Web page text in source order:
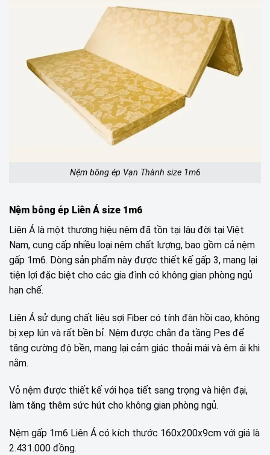
Nệm bông ép Vạn Thành size 1m6
Nệm bông ép Liên Á size 1m6
Liên Á là một thương hiệu nệm đã tồn tại lâu đời tại Việt
Nam, cung cấp nhiều loại nệm chất lượng, bao gồm cả nệm
gấp 1m6. Dòng sản phẩm này được thiết kế gấp 3, mang lại
tiện lợi đặc biệt cho các gia đình có không gian phòng ngủ
hạn chế.
Liên Á sử dụng chất liệu sợi Fiber có tính đàn hồi cao, không
bị xẹp lún và rất bền bỉ. Nệm được chằn đa tầng Pes để
tăng cường độ bền, mang lại cảm giác thoải mái và êm ái khi
nằm.
Vỏ nệm được thiết kế với họa tiết sang trọng và hiện đại,
làm tăng thêm sức hút cho không gian phòng ngủ.
Nệm gấp 1m6 Liên Á có kích thước 160x200x9cm với giá là
2.431.000 đồng.